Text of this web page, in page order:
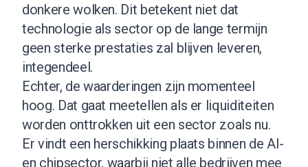
donkere wolken. Dit betekent niet dat
technologie als sector op de lange termijn
geen sterke prestaties zal blijven leveren,
integendeel.
Echter, de waarderingen zijn momenteel
hoog. Dat gaat meetellen als er liquiditeiten
worden onttrokken uit een sector zoals nu.
Er vindt een herschikking plaats binnen de AI-
en chipsector, waarbij niet alle bedrijven mee